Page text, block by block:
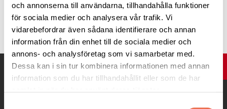
och annonserna till användarna, tillhandahålla funktioner
för sociala medier och analysera vår trafik. Vi
vidarebefordrar även sådana identifierare och annan
information från din enhet till de sociala medier och
annons- och analysföretag som vi samarbetar med.
Dessa kan i sin tur kombinera informationen med annan
information som du har tillhandahållit eller som de har
samlat in när du har använt deras tjänster.
UPP